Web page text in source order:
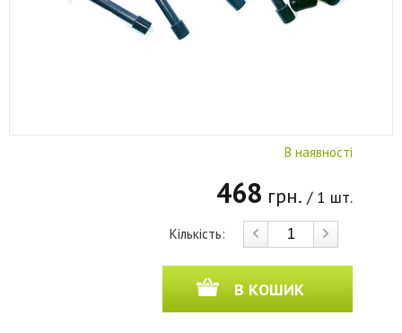
В наявності
468 грн. / 1 шт.
Кількість:
В КОШИК